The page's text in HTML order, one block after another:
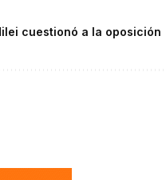
cuestionó a la oposición